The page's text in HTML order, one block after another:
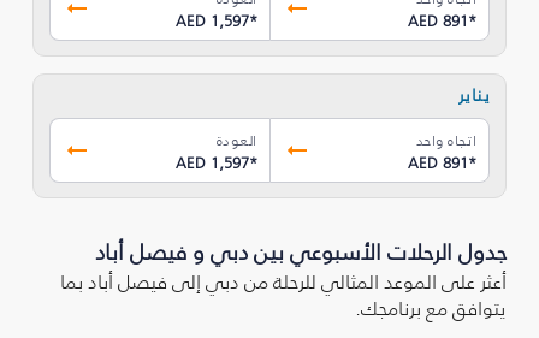
AED 891*
AED 1,597*
يناير
اتجاه واحد
AED 891*
العودة
AED 1,597*
جدول الرحلات الأسبوعي بين دبي و فيصل أباد
أعثر على الموعد المثالي للرحلة من دبي إلى فيصل أباد بما
يتوافق مع برنامجك.